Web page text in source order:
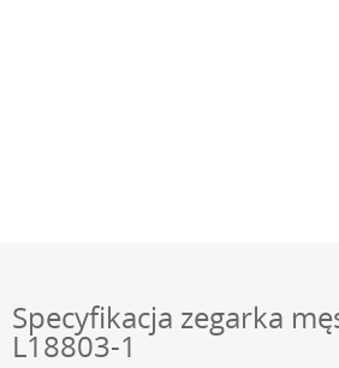
Specyfikacja zegarka
L18803-1